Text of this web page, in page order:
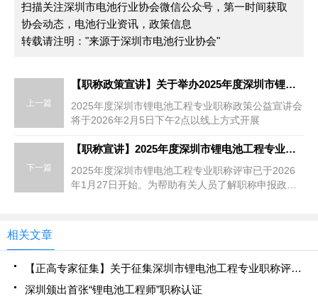
扫描关注深圳市电池行业协会微信公众号，第一时间获取
协会动态，电池行业资讯，政策信息
转载请注明："来源于深圳市电池行业协会"
上一篇
【职称政策宣讲】关于举办2025年度深圳市锂电池工程专业职称政策公益宣讲会的通知
2025年度深圳市锂电池工程专业职称政策公益宣讲会
将于2026年2月5日下午2点以线上方式开展
下一篇
【职称宣讲】2025年度深圳市锂电池工程专业职称评审政策公益宣讲会顺利召开
2025年度深圳市锂电池工程专业职称评审已于2026
年1月27日开始。为帮助有关人员了解职称申报政
相关文章
【正高专家征集】关于征集深圳市锂电池工程专业职称评审专家评委的通知
深圳颁出首张“锂电池工程师”职称认证